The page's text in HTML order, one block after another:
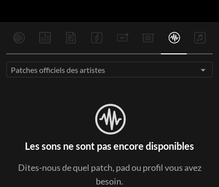
Patches officiels des artistes
Les sons ne sont pas encore disponibles
Dites-nous de quel patch, pad ou profil vous avez
besoin.